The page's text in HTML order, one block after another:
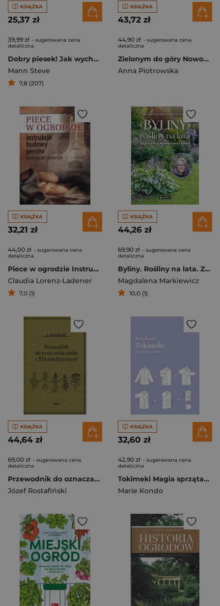
KSIĄŻKA
25,37 zł
39,99 zł - sugerowana cena
detaliczna
Dobry piesek! Jak wychować niesfornego szczeniaka
Mann Steve
7,8 (207)
KSIĄŻKA
43,72 zł
44,90 zł - sugerowana cena
detaliczna
Zielonym do góry Nowoczesne pomysły na rośliny we wnętrzu
Anna Piotrowska
KSIĄŻKA
32,21 zł
44,00 zł - sugerowana cena
detaliczna
Piece w ogrodzie Instrukcje budowy pieców kamiennych i glinianych
Claudia Lorenz-Ladener
7,0 (1)
KSIĄŻKA
44,26 zł
69,90 zł - sugerowana cena
detaliczna
Byliny. Rośliny na lata. Zaprojektuj wymarzoną rabatę
Magdalena Markiewicz
10,0 (1)
KSIĄŻKA
44,64 zł
69,00 zł - sugerowana cena
detaliczna
Przewodnik do oznaczania pospolitych roślin
Józef Rostafiński
KSIĄŻKA
32,60 zł
42,90 zł - sugerowana cena
detaliczna
Tokimeki Magia sprzątania w praktyce
Marie Kondo